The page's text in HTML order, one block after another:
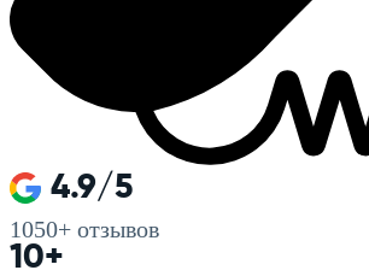
4.9/5
1050+ отзывов
10+